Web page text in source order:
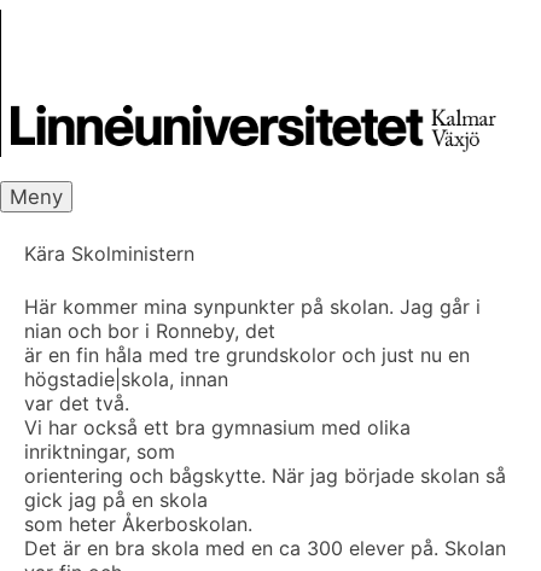
Meny
Kära Skolministern
Här kommer mina synpunkter på skolan. Jag går i
nian och bor i Ronneby, det
är en fin håla med tre grundskolor och just nu en
högstadie|skola, innan
var det två.
Vi har också ett bra gymnasium med olika
inriktningar, som
orientering och bågskytte. När jag började skolan så
gick jag på en skola
som heter Åkerboskolan.
Det är en bra skola med en ca 300 elever på. Skolan